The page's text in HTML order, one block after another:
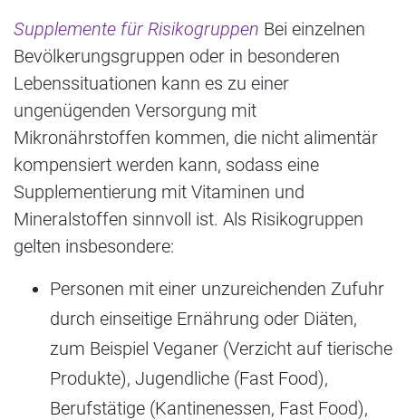
Supplemente für Risikogruppen Bei einzelnen
Bevölkerungsgruppen oder in besonderen
Lebenssituationen kann es zu einer
ungenügenden Versorgung mit
Mikronährstoffen kommen, die nicht alimentär
kompensiert werden kann, sodass eine
Supplementierung mit Vitaminen und
Mineralstoffen sinnvoll ist. Als Risikogruppen
gelten insbesondere:
Personen mit einer unzureichenden Zufuhr
durch einseitige Ernährung oder Diäten,
zum Beispiel Veganer (Verzicht auf tierische
Produkte), Jugendliche (Fast Food),
Berufstätige (Kantinenessen, Fast Food),